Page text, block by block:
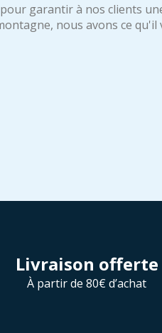
garantir à nos clients
nous avons ce qu'il
Livraison offerte
À partir de 80€ d’achat